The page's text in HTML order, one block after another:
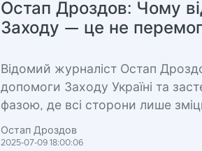
Остап Дроздов: Чому
Заходу — це не
Відомий журналіст Остап
допомоги Заходу Україні та
фазою, де всі сторони лише
Остап Дроздов
2025-07-09 18:00:06